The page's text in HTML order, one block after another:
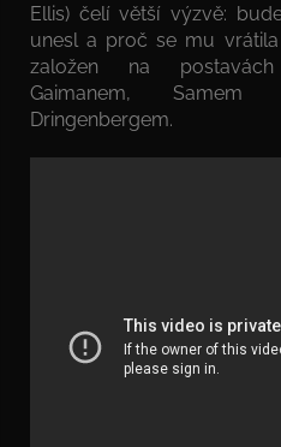
Ellis) čelí větší výzvě:
unesl a proč se mu
založen na
Gaimanem,
Dringenbergem.